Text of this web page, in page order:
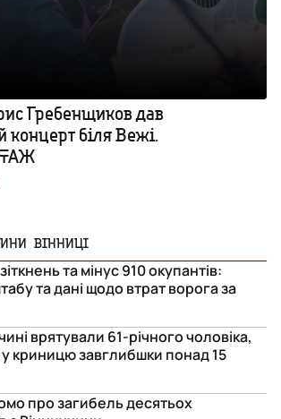
Гребенщиков дав
концерт біля Вежі.
ВІННИЦІ
та мінус 910 окупантів:
та дані щодо втрат ворога за
врятували 61-річного чоловіка,
у криницю завглибшки понад 15
про загибель десятьох